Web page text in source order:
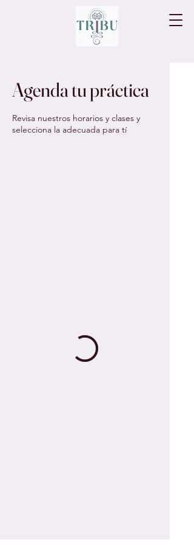
Agenda tu práctica
Revisa nuestros horarios y clases y
selecciona la adecuada para tí